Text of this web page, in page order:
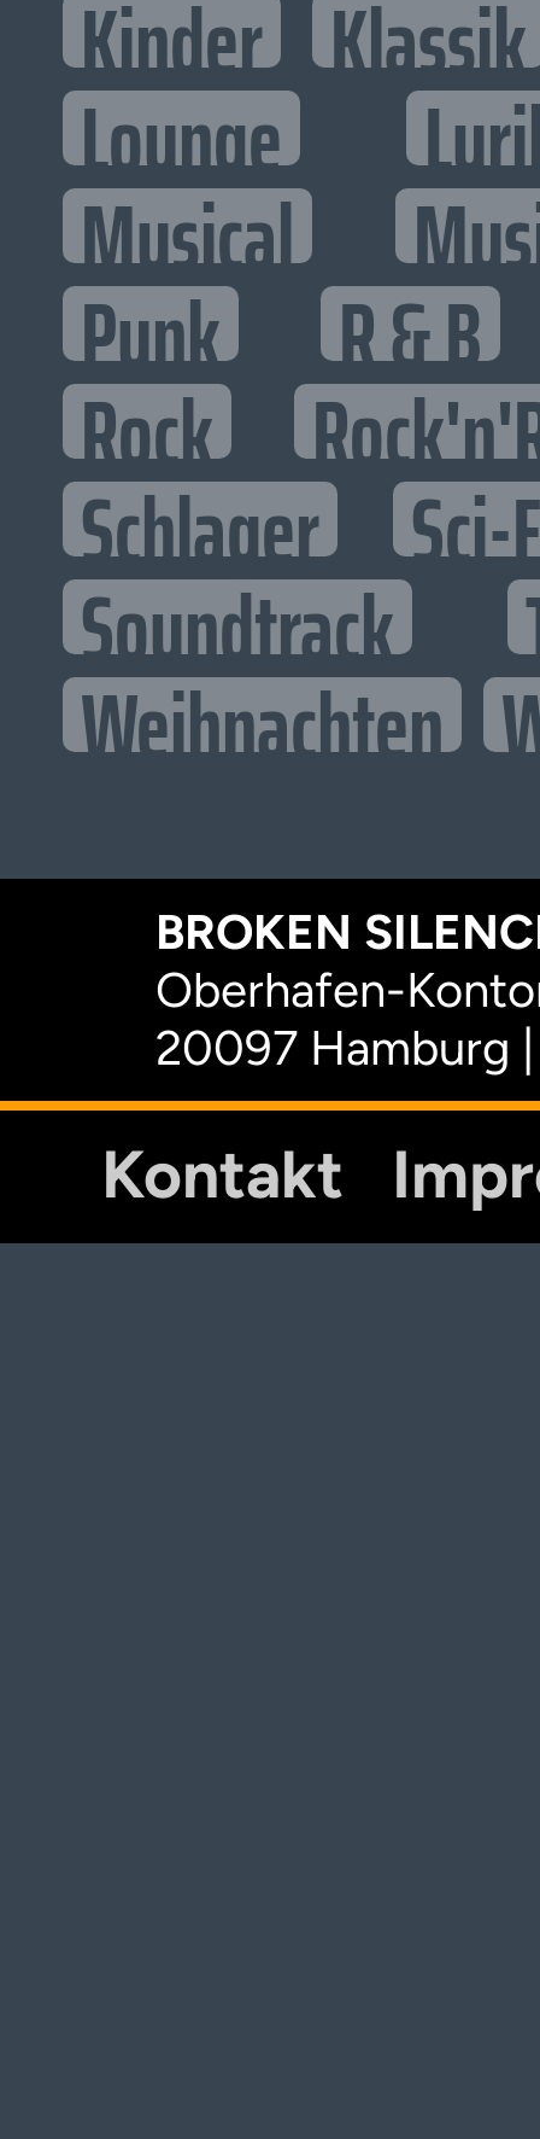
Kinder Klassik
Lounge
Musical
Punk R & B
Rock
Schlager Sci-
Soundtrack
Weihnachten
BROKEN
Oberhafen-
20097 Hamburg
Kontakt